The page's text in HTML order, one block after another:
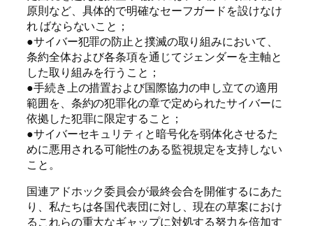
原則など、具体的で明確なセーフガードを設けなけ
れ ばならないこと；
●サイバー犯罪の防止と撲滅の取り組みにおいて、
条約全体および各条項を通じてジェンダーを主軸と
した取り組みを行うこと；
●手続き上の措置および国際協力の申し立ての適用
範囲を、条約の犯罪化の章で定められたサイバーに
依拠した犯罪に限定すること；
●サイバーセキュリティと暗号化を弱体化させるた
めに悪用される可能性のある監視規定を支持しない
こと。
国連アドホック委員会が最終会合を開催するにあた
り、私たちは各国代表団に対し、現在の草案におけ
るこれらの重大なギャップに対処する努力を倍加す